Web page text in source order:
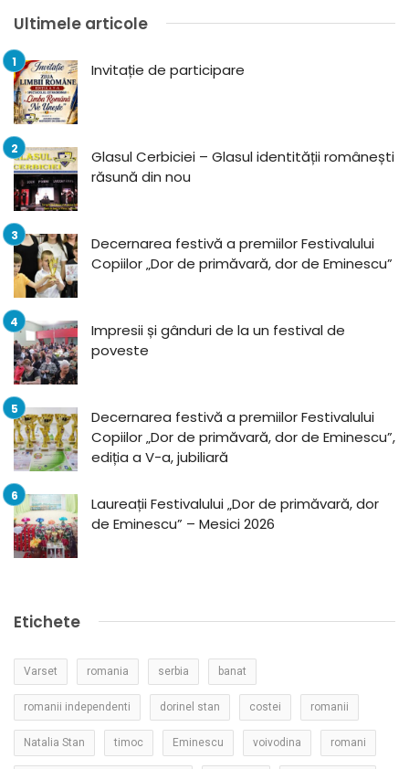
Ultimele articole
Invitație de participare
Glasul Cerbiciei – Glasul identității românești
răsună din nou
Decernarea festivă a premiilor Festivalului
Copiilor „Dor de primăvară, dor de Eminescu”
Impresii și gânduri de la un festival de
poveste
Decernarea festivă a premiilor Festivalului
Copiilor „Dor de primăvară, dor de Eminescu”,
ediția a V-a, jubiliară
Laureații Festivalului „Dor de primăvară, dor
de Eminescu” – Mesici 2026
Etichete
Varset romania serbia banat
romanii independenti dorinel stan costei romanii
Natalia Stan timoc Eminescu voivodina romani